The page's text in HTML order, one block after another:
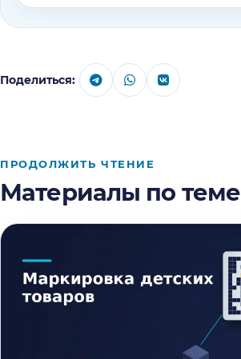
Поделиться:
ПРОДОЛЖИТЬ ЧТЕНИЕ
Материалы по теме